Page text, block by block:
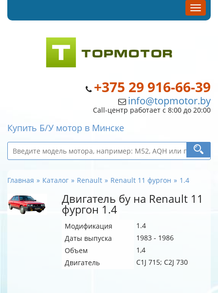
+375 29 916-66-39
info@topmotor.by
Call-центр работает с 8:00 до 20:00
Купить Б/У мотор в Минске
Главная Каталог Renault Renault 11 фургон 1.4
Двигатель бу на Renault 11
фургон 1.4
Модификация
1.4
Даты выпуска
1983 - 1986
Объем
1,4
Двигатель
C1J 715; C2J 730